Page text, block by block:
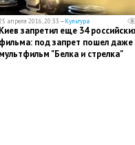
апреля 2016, 20:33 —Культура
Киев запретил еще 34
фильма: под запрет пошел даже
мультфильм "Белка и стрелка"